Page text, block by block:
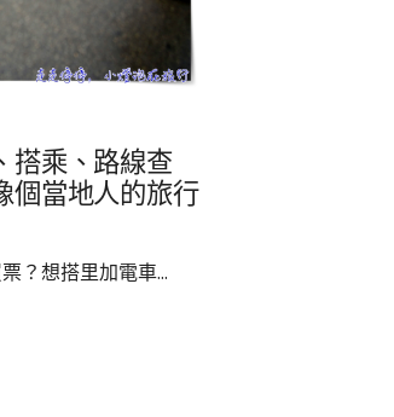
搭乘、路線查
個當地人的旅行
？想搭里加電車...